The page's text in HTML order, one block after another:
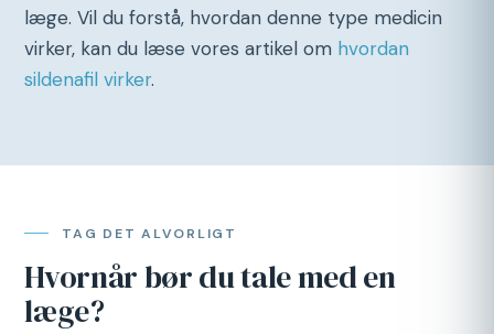
læge. Vil du forstå, hvordan denne type medicin
virker, kan du læse vores artikel om hvordan
sildenafil virker.
TAG DET ALVORLIGT
Hvornår bør du tale med en
læge?